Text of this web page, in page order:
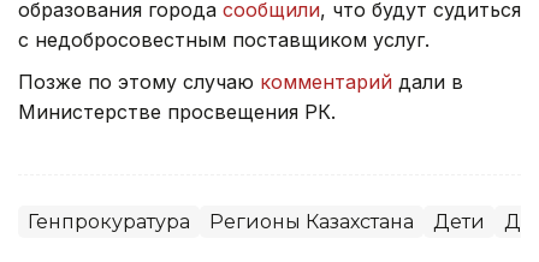
образования города сообщили, что будут судиться
с недобросовестным поставщиком услуг.
Позже по этому случаю комментарий дали в
Министерстве просвещения РК.
Генпрокуратура Регионы Казахстана Дети